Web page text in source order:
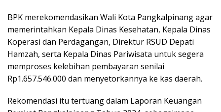
BPK merekomendasikan Wali Kota Pangkalpinang agar
memerintahkan Kepala Dinas Kesehatan, Kepala Dinas
Koperasi dan Perdagangan, Direktur RSUD Depati
Hamzah, serta Kepala Dinas Pariwisata untuk segera
memproses kelebihan pembayaran senilai
Rp1.657.546.000 dan menyetorkannya ke kas daerah.
Rekomendasi itu tertuang dalam Laporan Keuangan